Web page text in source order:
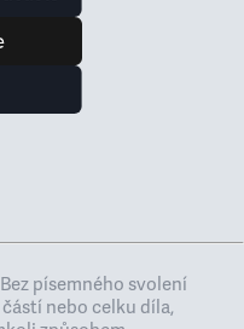
písemného svolení
nebo celku díla,